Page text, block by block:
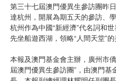
第三十七屆澳門優異生參訪團昨
達杭州，開展為期五天的參訪、
杭州作為中國“新經濟”代名詞和
先坐船遊西湖，領略“人間天堂”的
本報及澳門基金會主辦，廣州市
屆澳門優異生參訪團”，由澳門